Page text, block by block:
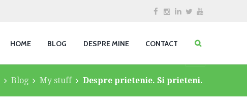
HOME BLOG DESPRE MINE CONTACT
Blog My stuff Despre prietenie. Si prieteni.